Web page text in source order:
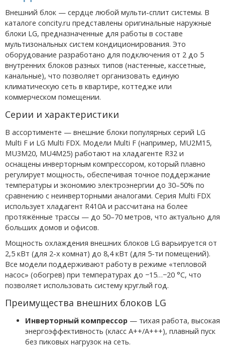
Внешний блок — сердце любой мульти-сплит системы. В
каталоге concity.ru представлены оригинальные наружные
блоки LG, предназначенные для работы в составе
мультизональных систем кондиционирования. Это
оборудование разработано для подключения от 2 до 5
внутренних блоков разных типов (настенные, кассетные,
канальные), что позволяет организовать единую
климатическую сеть в квартире, коттедже или
коммерческом помещении.
Серии и характеристики
В ассортименте — внешние блоки популярных серий LG
Multi F и LG Multi FDX. Модели Multi F (например, MU2M15,
MU3M20, MU4M25) работают на хладагенте R32 и
оснащены инверторным компрессором, который плавно
регулирует мощность, обеспечивая точное поддержание
температуры и экономию электроэнергии до 30–50% по
сравнению с неинверторными аналогами. Серия Multi FDX
использует хладагент R410A и рассчитана на более
протяжённые трассы — до 50–70 метров, что актуально для
больших домов и офисов.
Мощность охлаждения внешних блоков LG варьируется от
2,5 кВт (для 2-х комнат) до 8,4 кВт (для 5-ти помещений).
Все модели поддерживают работу в режиме «тепловой
насос» (обогрев) при температурах до −15…−20 °C, что
позволяет использовать систему круглый год.
Преимущества внешних блоков LG
Инверторный компрессор — тихая работа, высокая
энергоэффективность (класс A++/A+++), плавный пуск
без пиковых нагрузок на сеть.